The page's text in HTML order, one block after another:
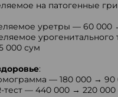
на патогенные
уретры — 60 000
урогенитального
000 сум
:
— 180 000 → 90
тест — 440 000 → 220 000